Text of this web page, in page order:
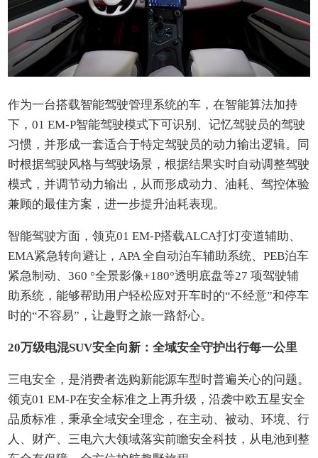
作为一台搭载智能驾驶管理系统的车，在智能算法加持
下，01 EM-P智能驾驶模式下可识别、记忆驾驶员的驾驶
习惯，并形成一套适合于特定驾驶员的动力输出逻辑。同
时根据驾驶风格与驾驶场景，根据结果实时自动调整驾驶
模式，并调节动力输出，从而形成动力、油耗、驾控体验
兼顾的最佳方案，进一步提升油耗表现。
智能驾驶方面，领克01 EM-P搭载ALCA打灯变道辅助、
EMA紧急转向避让，APA 全自动泊车辅助系统、PEB泊车
紧急制动、360 °全景影像+180°透明底盘等27 项驾驶辅
助系统，能够帮助用户轻松应对开车时的“不经意”和停车
时的“不容易”，让趣野之旅一路舒心。
20万级电混SUV安全向新：全域安全守护出行每一公里
三电安全，是消费者选购新能源车型时普遍关心的问题。
领克01 EM-P在安全标准之上再升级，沿袭中欧五星安全
品质标准，秉承全域安全理念，在主动、被动、环境、行
人、财产、三电六大领域落实前瞻安全科技，从电池到整